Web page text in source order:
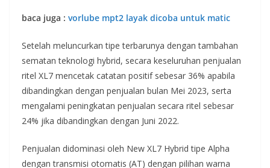
baca juga : vorlube mpt2 layak dicoba untuk matic
Setelah meluncurkan tipe terbarunya dengan tambahan
sematan teknologi hybrid, secara keseluruhan penjualan
ritel XL7 mencetak catatan positif sebesar 36% apabila
dibandingkan dengan penjualan bulan Mei 2023, serta
mengalami peningkatan penjualan secara ritel sebesar
24% jika dibandingkan dengan Juni 2022.
Penjualan didominasi oleh New XL7 Hybrid tipe Alpha
dengan transmisi otomatis (AT) dengan pilihan warna